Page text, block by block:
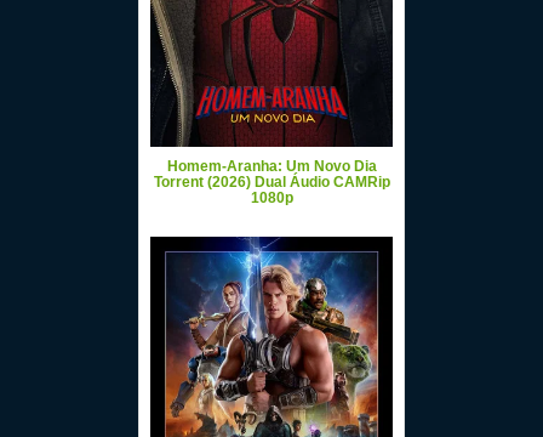
Homem-Aranha: Um Novo Dia
Torrent (2026) Dual Áudio CAMRip
1080p